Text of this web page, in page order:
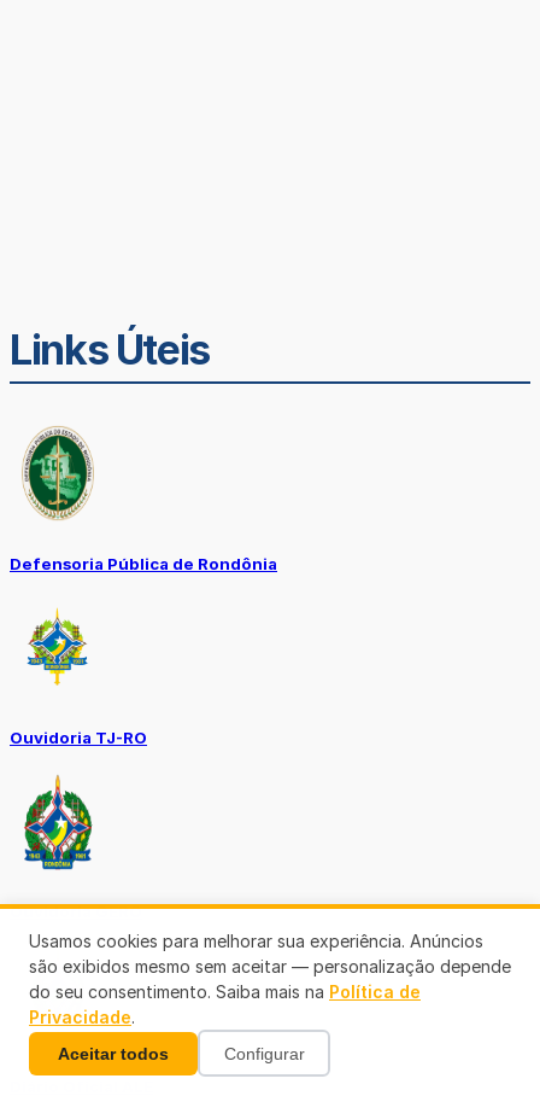
Links Úteis
Defensoria Pública de Rondônia
Ouvidoria TJ-RO
Ouvidoria GERO
Usamos cookies para melhorar sua experiência. Anúncios
são exibidos mesmo sem aceitar — personalização depende
do seu consentimento. Saiba mais na Política de
Privacidade.
Aceitar todos Configurar